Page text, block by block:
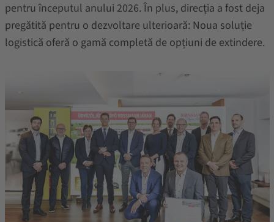
pentru începutul anului 2026. În plus, direcția a fost deja
pregătită pentru o dezvoltare ulterioară: Noua soluție
logistică oferă o gamă completă de opțiuni de extindere.